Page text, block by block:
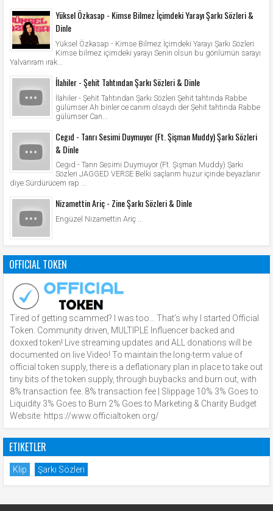
Yüksel Özkasap - Kimse Bilmez İçimdeki Yarayı Şarkı Sözleri &
Dinle
Yüksel Özkasap - Kimse Bilmez İçimdeki Yarayı Şarkı Sözleri
Kimse bilmez içimdeki yarayı Senin olsun bu gönlümün sarayı
Yalvarıram ırak...
İlahiler - Şehit Tahtından Şarkı Sözleri & Dinle
İlahiler - Şehit Tahtından Şarkı Sözleri Şehit tahtında Rabbe
gülümser Ah binler ce canım olsaydı der Şehit tahtında Rabbe
gülümser Can...
Cegıd - Tanrı Sesimi Duymuyor (Ft. Şişman Muddy) Şarkı Sözleri
& Dinle
Cegıd - Tanrı Sesimi Duymuyor (Ft. Şişman Muddy) Şarkı
Sözleri JAGGED VERSE Belki saçlarım huzur içinde beyazlanır
diye Sürdürücem rap ...
Nizamettin Ariç - Zine Şarkı Sözleri & Dinle
Engüzel Nizamettin Ariç ...
OFFICIAL TOKEN
Tired of getting scammed? I was too… That’s why I started Official
Token. Community driven, MULTIPLE Influencer backed and
doxxed token! Live streaming updates and ALL donations will be
documented on live Video! To maintain the long-term value of
official token supply, there is a deflationary plan in place to take out
tiny bits of the token supply, through buybacks and burn out, with
8% transaction fee. 8% transaction fee | Slippage 10% 3% Goes to
Liquidity 3% Goes to Burn 2% Goes to Marketing & Charity Budget
Website: https://www.officialtoken.org/
ETIKETLER
Klip Şarkı Sözleri